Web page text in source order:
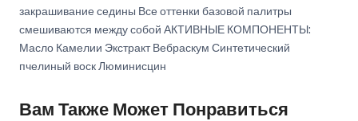
закрашивание седины Все оттенки базовой палитры
смешиваются между собой АКТИВНЫЕ КОМПОНЕНТЫ:
Масло Камелии Экстракт Вебраскум Синтетический
пчелиный воск Люминисцин
Вам Также Может Понравиться